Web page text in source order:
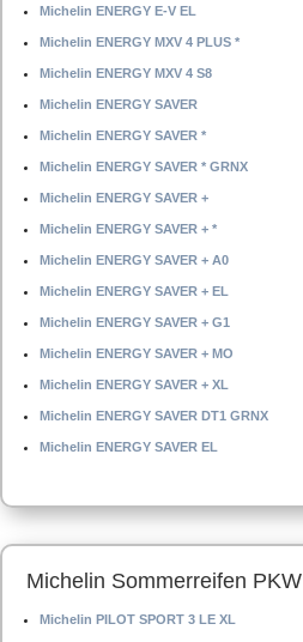
Michelin ENERGY E-V EL
Michelin ENERGY MXV 4 PLUS *
Michelin ENERGY MXV 4 S8
Michelin ENERGY SAVER
Michelin ENERGY SAVER *
Michelin ENERGY SAVER * GRNX
Michelin ENERGY SAVER +
Michelin ENERGY SAVER + *
Michelin ENERGY SAVER + A0
Michelin ENERGY SAVER + EL
Michelin ENERGY SAVER + G1
Michelin ENERGY SAVER + MO
Michelin ENERGY SAVER + XL
Michelin ENERGY SAVER DT1 GRNX
Michelin ENERGY SAVER EL
Michelin Sommerreifen PKW
Michelin PILOT SPORT 3 LE XL